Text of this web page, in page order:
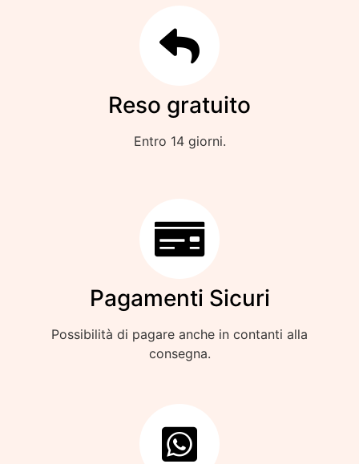
Reso gratuito
Entro 14 giorni.
Pagamenti Sicuri
Possibilità di pagare anche in contanti alla
consegna.